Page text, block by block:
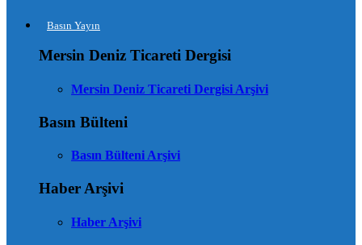
Basın Yayın
Mersin Deniz Ticareti Dergisi
Mersin Deniz Ticareti Dergisi Arşivi
Basın Bülteni
Basın Bülteni Arşivi
Haber Arşivi
Haber Arşivi